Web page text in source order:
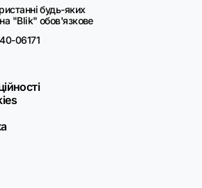
будь-яких
"Blik" обов'язкове
06171